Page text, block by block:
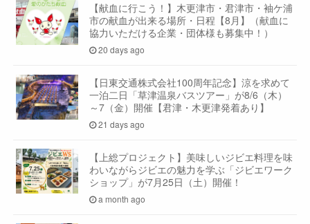
【献血に行こう！】木更津市・君津市・袖ケ浦
市の献血が出来る場所・日程【8月】（献血に
協力いただける企業・団体様も募集中！）
20 days ago
【日東交通株式会社100周年記念】涼を求めて
一泊二日「草津温泉バスツアー」が8/6（木）
～7（金）開催【君津・木更津発着あり】
21 days ago
【上総プロジェクト】美味しいジビエ料理を味
わいながらジビエの魅力を学ぶ「ジビエワーク
ショップ」が7月25日（土）開催！
a month ago